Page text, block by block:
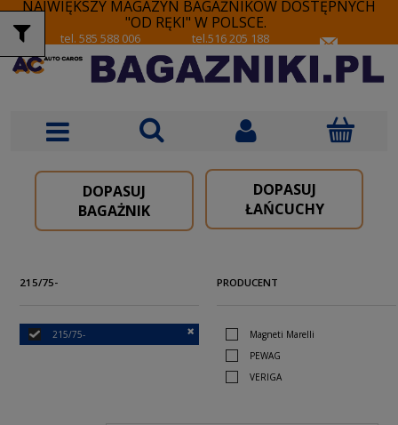
NAJWIĘKSZY MAGAZYN BAGAŻNIKÓW DOSTĘPNYCH
"OD RĘKI" W POLSCE.
tel. 585 588 006 tel.516 205 188
DOPASUJ
BAGAŻNIK
DOPASUJ
ŁAŃCUCHY
215/75-
215/75-
PRODUCENT
Magneti Marelli
PEWAG
VERIGA